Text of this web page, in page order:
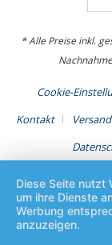
* Alle Preise inkl.
Cookie-
Kontakt
Diese Seite nutzt
um ihre Dienste
Werbung
anzuzeigen.